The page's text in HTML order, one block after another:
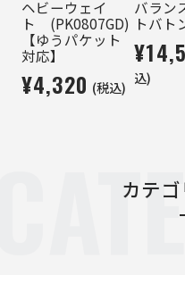
ヘビーウェイ
ト (PK0807GD)
【ゆうパケット
対応】
¥4,320 (税込)
バラン
トバト
込)
カテ